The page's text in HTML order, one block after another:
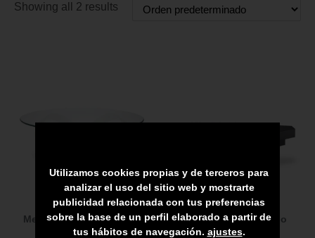
Showing all 2 results
118638
Mesa de centro Soquel
118531
Mesa de centro Vezio
Utilizamos cookies propias y de terceros para
analizar el uso del sitio web y mostrarte
publicidad relacionada con tus preferencias
sobre la base de un perfil elaborado a partir de
tus hábitos de navegación. ajustes.